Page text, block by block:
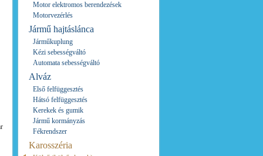
Motor elektromos berendezések
Motorvezérlés
Jármű hajtáslánca
Járműkuplung
Kézi sebességváltó
Automata sebességváltó
Alváz
Első felfüggesztés
Hátsó felfüggesztés
Kerekek és gumik
Jármű kormányzás
Fékrendszer
Karosszéria